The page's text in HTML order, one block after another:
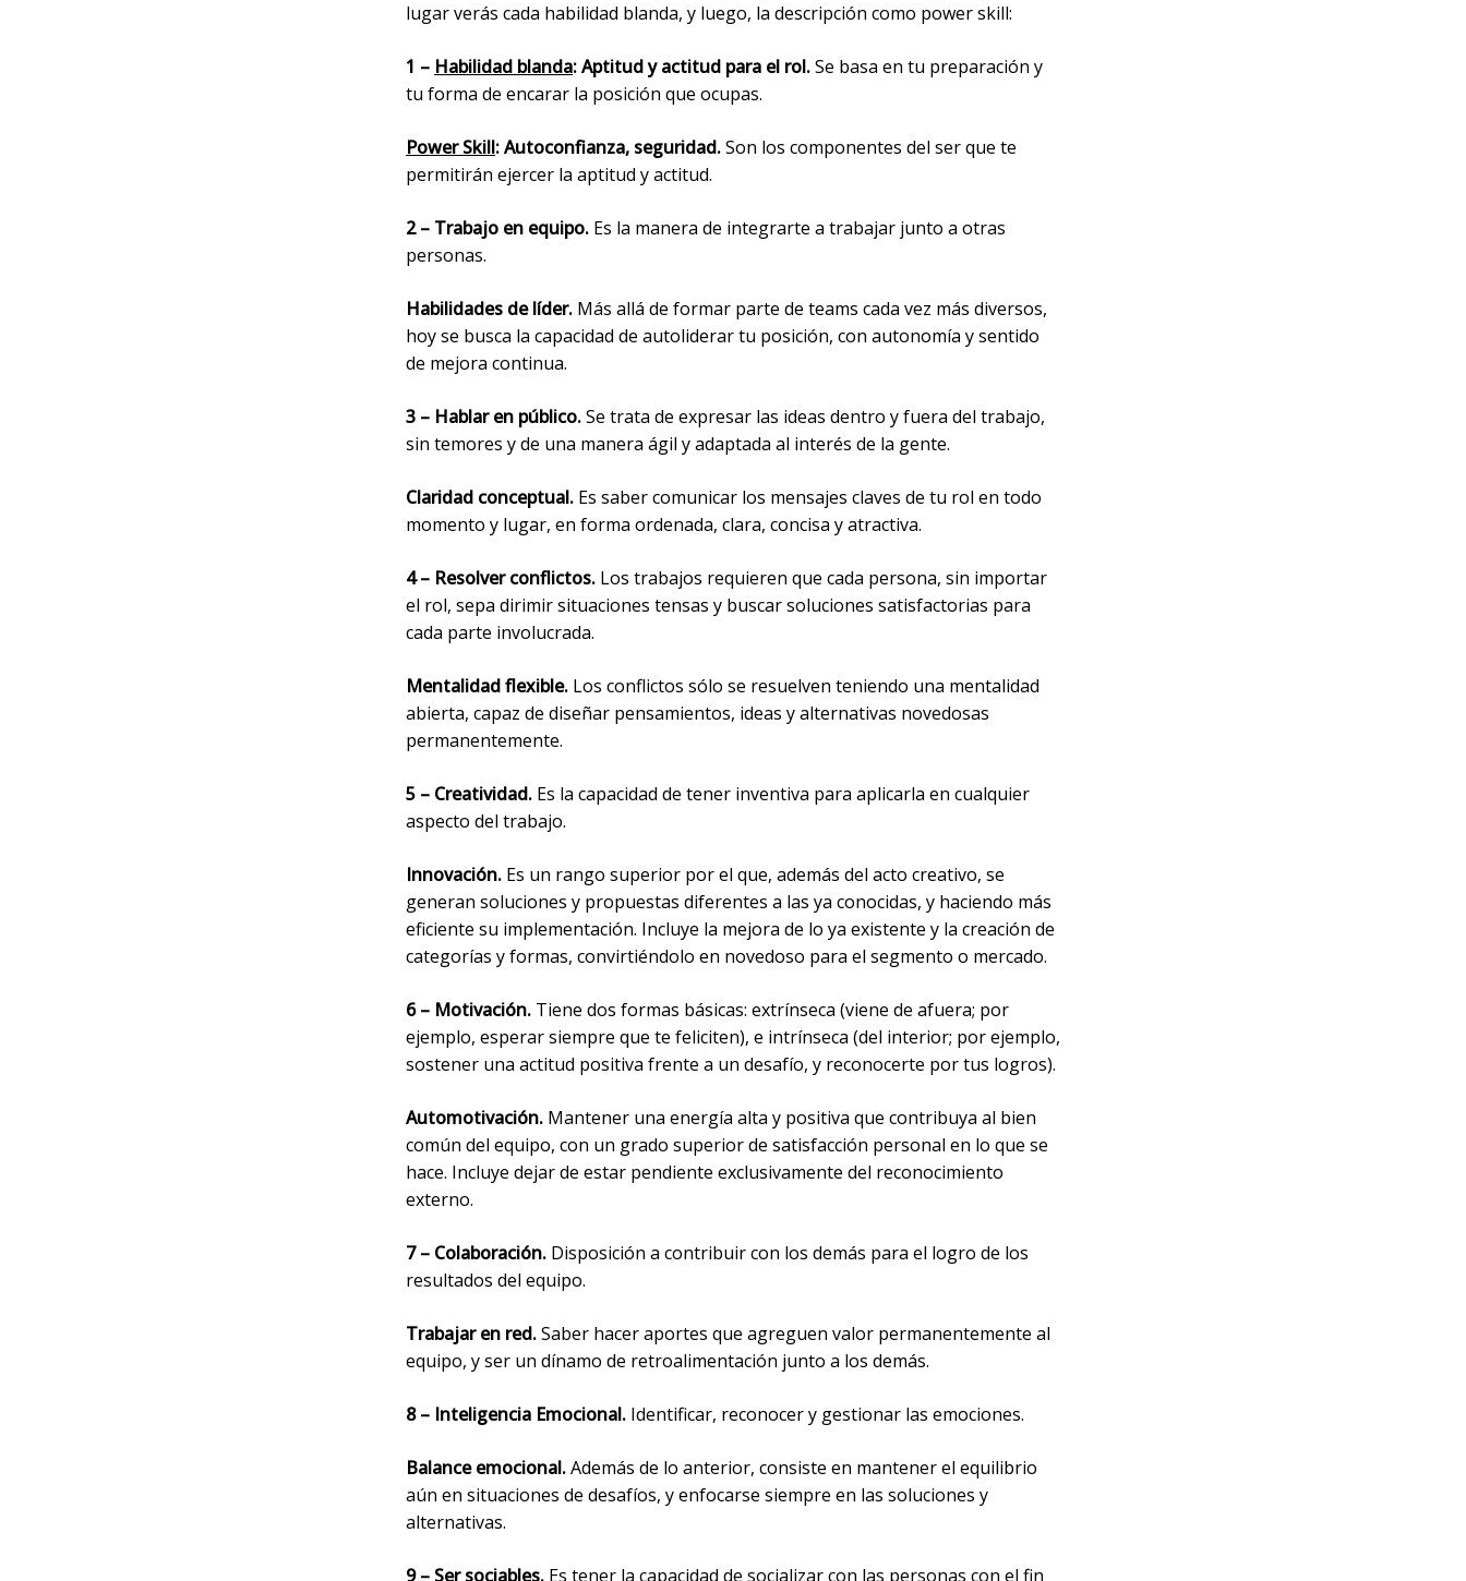
lugar verás cada habilidad blanda, y luego, la descripción como power skill:
1 – Habilidad blanda: Aptitud y actitud para el rol.Se basa en tu preparación y
tu forma de encarar la posición que ocupas.
Power Skill: Autoconfianza, seguridad.Son los componentes del ser que te
permitirán ejercer la aptitud y actitud.
2 – Trabajo en equipo. Es la manera de integrarte a trabajar junto a otras
personas.
Habilidades de líder. Más allá de formar parte de teams cada vez más diversos,
hoy se busca la capacidad de autoliderar tu posición, con autonomía y sentido
de mejora continua.
3 – Hablar en público.Se trata de expresar las ideas dentro y fuera del trabajo,
sin temores y de una manera ágil y adaptada al interés de la gente.
Claridad conceptual. Es saber comunicar los mensajes claves de tu rol en todo
momento y lugar, en forma ordenada, clara, concisa y atractiva.
4 – Resolver conflictos. Los trabajos requieren que cada persona, sin importar
el rol, sepa dirimir situaciones tensas y buscar soluciones satisfactorias para
cada parte involucrada.
Mentalidad flexible. Los conflictos sólo se resuelven teniendo una mentalidad
abierta, capaz de diseñar pensamientos, ideas y alternativas novedosas
permanentemente.
5 – Creatividad. Es la capacidad de tener inventiva para aplicarla en cualquier
aspecto del trabajo.
Innovación. Es un rango superior por el que, además del acto creativo, se
generan soluciones y propuestas diferentes a las ya conocidas, y haciendo más
eficiente su implementación. Incluye la mejora de lo ya existente y la creación de
categorías y formas, convirtiéndolo en novedoso para el segmento o mercado.
6 – Motivación. Tiene dos formas básicas: extrínseca (viene de afuera; por
ejemplo, esperar siempre que te feliciten), e intrínseca (del interior; por ejemplo,
sostener una actitud positiva frente a un desafío, y reconocerte por tus logros).
Automotivación. Mantener una energía alta y positiva que contribuya al bien
común del equipo, con un grado superior de satisfacción personal en lo que se
hace. Incluye dejar de estar pendiente exclusivamente del reconocimiento
externo.
7 – Colaboración. Disposición a contribuir con los demás para el logro de los
resultados del equipo.
Trabajar en red.Saber hacer aportes que agreguen valor permanentemente al
equipo, y ser un dínamo de retroalimentación junto a los demás.
8 – Inteligencia Emocional. Identificar, reconocer y gestionar las emociones.
Balance emocional.Además de lo anterior, consiste en mantener el equilibrio
aún en situaciones de desafíos, y enfocarse siempre en las soluciones y
alternativas.
9 – Ser sociables. Es tener la capacidad de socializar con las personas con el fin